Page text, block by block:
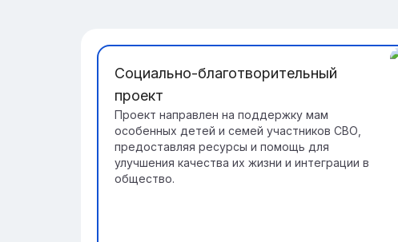
Социально-благотворительный
проект
Проект направлен на поддержку мам
особенных детей и семей участников СВО,
предоставляя ресурсы и помощь для
улучшения качества их жизни и интеграции в
общество.